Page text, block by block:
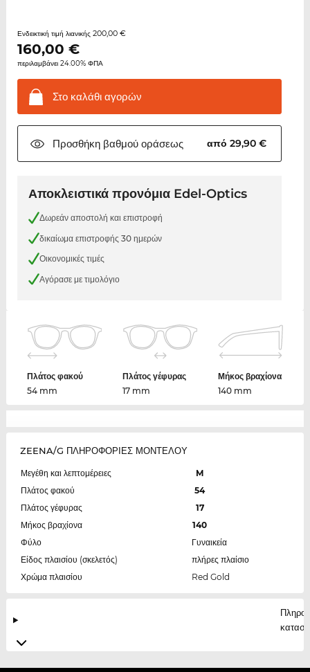
Ενδεικτική τιμή λιανικής 200,00 €
160,00 €
περιλαμβάνει 24.00% ΦΠΑ
Στο καλάθιαγορών
Προσθήκη βαθμούοράσεως από 29,90 €
Αποκλειστικά προνόμια Edel-Optics
Δωρεάν αποστολή και επιστροφή
δικαίωμα επιστροφής 30 ημερών
Οικονομικές τιμές
Αγόρασε με τιμολόγιο
Πλάτος φακού
54 mm
Πλάτος γέφυρας
17 mm
Μήκος βραχίονα
140 mm
ZEENA/G ΠΛΗΡΟΦΟΡΙΕΣ ΜΟΝΤΕΛΟΥ
Μεγέθη και λεπτομέρειες
M
Πλάτος φακού
54
Πλάτος γέφυρας
17
Μήκος βραχίονα
140
Φύλο
Γυναικεία
Είδος πλαισίου (σκελετός)
πλήρες πλαίσιο
Χρώμα πλαισίου
Red Gold